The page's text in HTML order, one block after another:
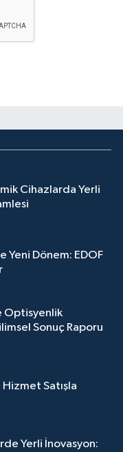
Cihazlarda Yerli
Yeni Dönem: EDOF
Optisyenlik
Sonuç Raporu
Satışla
Yerli İnovasyon: